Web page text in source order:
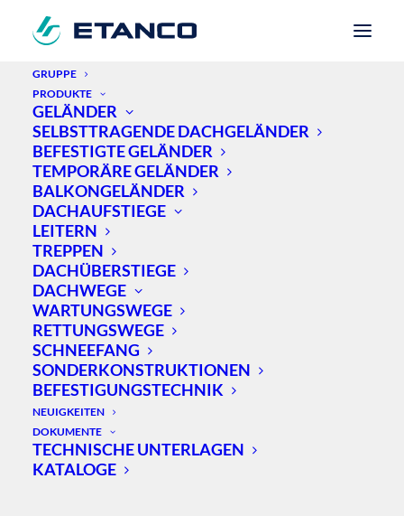
GRUPPE
PRODUKTE
GELÄNDER
SELBSTTRAGENDE DACHGELÄNDER
BEFESTIGTE GELÄNDER
TEMPORÄRE GELÄNDER
BALKONGELÄNDER
DACHAUFSTIEGE
LEITERN
TREPPEN
DACHÜBERSTIEGE
DACHWEGE
WARTUNGSWEGE
RETTUNGSWEGE
SCHNEEFANG
SONDERKONSTRUKTIONEN
BEFESTIGUNGSTECHNIK
NEUIGKEITEN
DOKUMENTE
TECHNISCHE UNTERLAGEN
KATALOGE
Home Dankesseite
Vielen Dank für Ihre Kontaktaufnahme. Wir
melden uns zeitnah bei Ihnen.
Ihr Etanco Team
FORDERN SIE UNS –
WIR SIND FÜR SIE DA